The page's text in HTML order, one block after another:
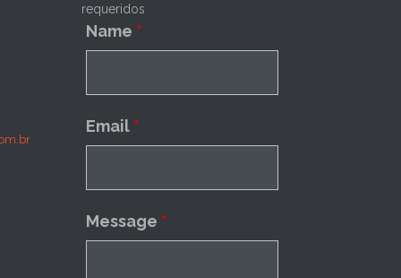
requeridos
Name *
Email *
Message *